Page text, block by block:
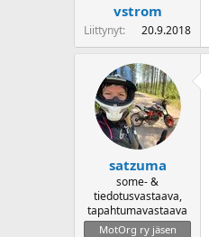
vstrom
Liittynyt 20.9.2018
satzuma
some- &
tiedotusvastaava,
tapahtumavastaava
MotOrg ry jäsen